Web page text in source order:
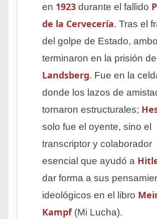
en 1923durante el fallido
de la Cervecería. Tras el
del golpe de Estado,
terminaron en la prisión de
Landsberg. Fue en la
donde los lazos de
tornaron estructurales;
solo fue el oyente, sino el
transcriptor y colaborador
esencial que ayudó a
dar forma a sus
ideológicos en el libro
Kampf(Mi Lucha).